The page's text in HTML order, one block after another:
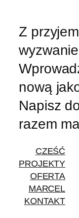
Z
nową
Napisz
razem
CZEŚĆ
PROJEKTY
OFERTA
MARCEL
KONTAKT